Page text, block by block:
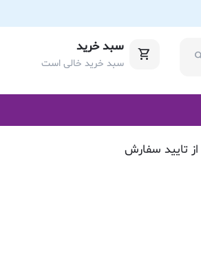
سبد خرید
سبد خرید خالی است